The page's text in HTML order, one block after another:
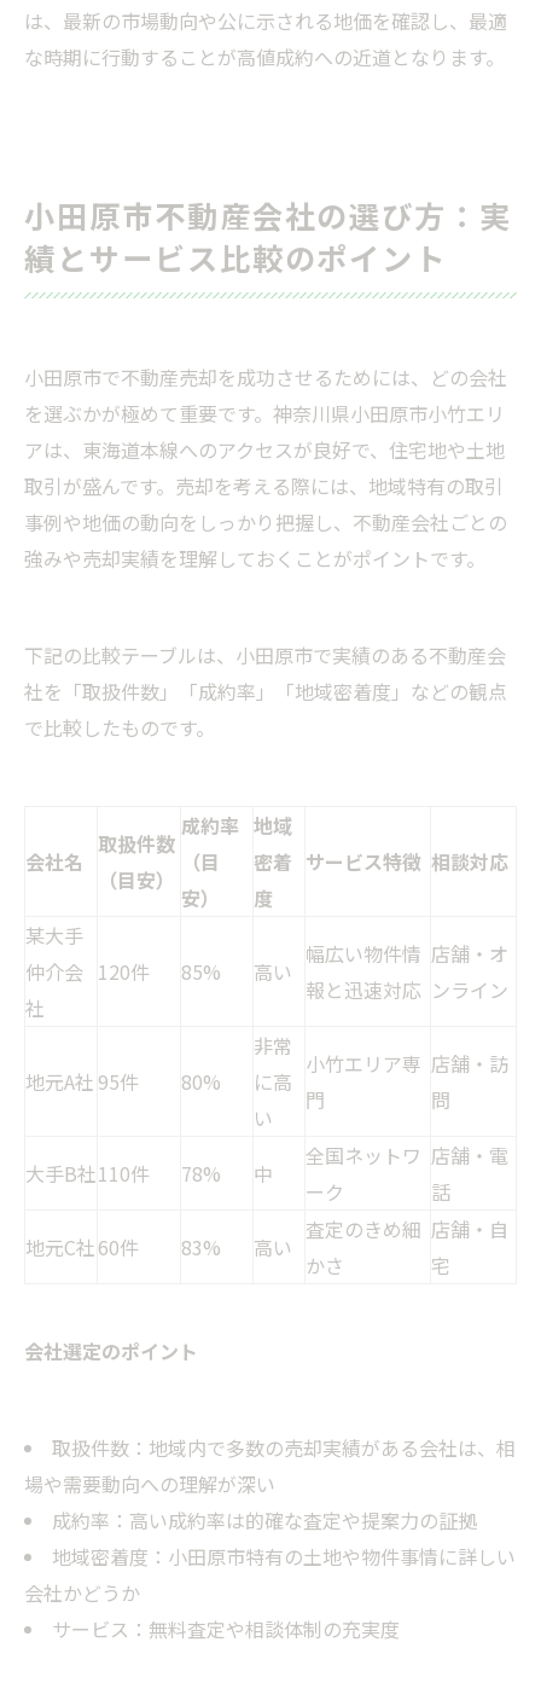
は、最新の市場動向や公に示される地価を確認し、最適
な時期に行動することが高値成約への近道となります。
小田原市不動産会社の選び方：実
績とサービス比較のポイント
小田原市で不動産売却を成功させるためには、どの会社
を選ぶかが極めて重要です。神奈川県小田原市小竹エリ
アは、東海道本線へのアクセスが良好で、住宅地や土地
取引が盛んです。売却を考える際には、地域特有の取引
事例や地価の動向をしっかり把握し、不動産会社ごとの
強みや売却実績を理解しておくことがポイントです。
下記の比較テーブルは、小田原市で実績のある不動産会
社を「取扱件数」「成約率」「地域密着度」などの観点
で比較したものです。
会社名
取扱件数
（目安）
成約率
（目
安）
地域
密着
度
サービス特徴 相談対応
某大手
仲介会
社
120件 85% 高い
幅広い物件情
報と迅速対応
店舗・オ
ンライン
地元A社 95件 80%
非常
に高
い
小竹エリア専
門
店舗・訪
問
大手B社110件 78% 中
全国ネットワ
ーク
店舗・電
話
地元C社60件 83% 高い
査定のきめ細
かさ
店舗・自
宅
会社選定のポイント
取扱件数：地域内で多数の売却実績がある会社は、相
場や需要動向への理解が深い
成約率：高い成約率は的確な査定や提案力の証拠
地域密着度：小田原市特有の土地や物件事情に詳しい
会社かどうか
サービス：無料査定や相談体制の充実度